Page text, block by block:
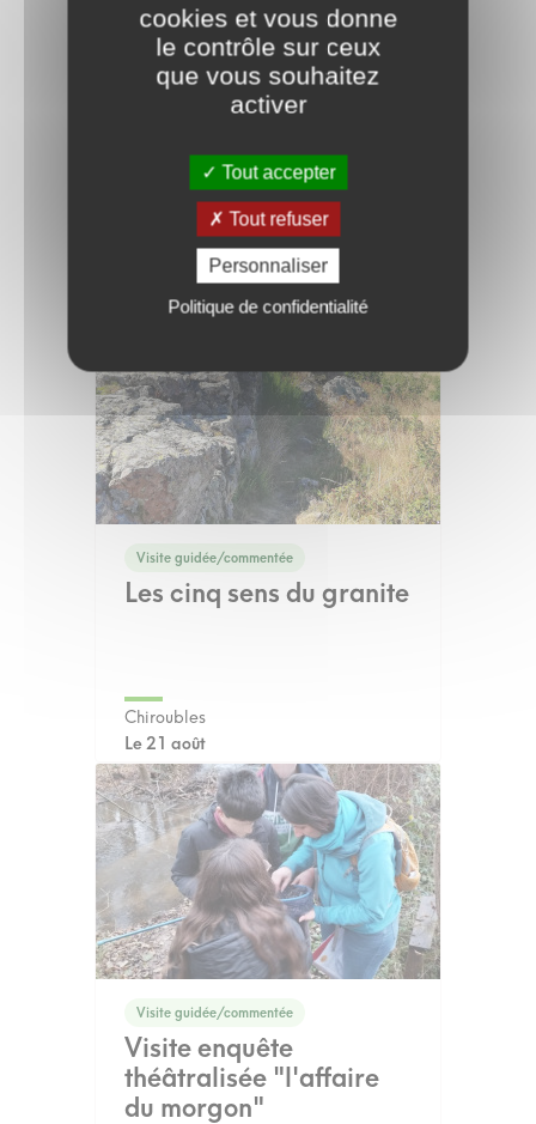
Visite guidée/commentée
Mystères de la Pierre »
Le 19 août
Visite guidée/commentée
Les cinq sens du granite
Chiroubles
Le 21 août
Visite guidée/commentée
Visite enquête
théâtralisée "l'affaire
du morgon"
cookies et vous donne
le contrôle sur ceux
que vous souhaitez
activer
Tout accepter
Tout refuser
Personnaliser
Politique de confidentialité